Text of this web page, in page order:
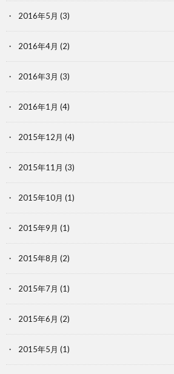
2016年5月 (3)
2016年4月 (2)
2016年3月 (3)
2016年1月 (4)
2015年12月 (4)
2015年11月 (3)
2015年10月 (1)
2015年9月 (1)
2015年8月 (2)
2015年7月 (1)
2015年6月 (2)
2015年5月 (1)